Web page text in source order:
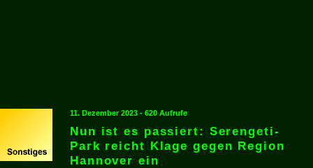
11. Dezember 2023 - 620 Aufrufe
Nun ist es passiert: Serengeti-
Park reicht Klage gegen Region
Hannover ein